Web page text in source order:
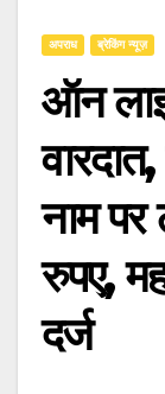
अपराध ब्रेकिंग न्यूज़
ऑन
नाम
रुपए,
दर्ज